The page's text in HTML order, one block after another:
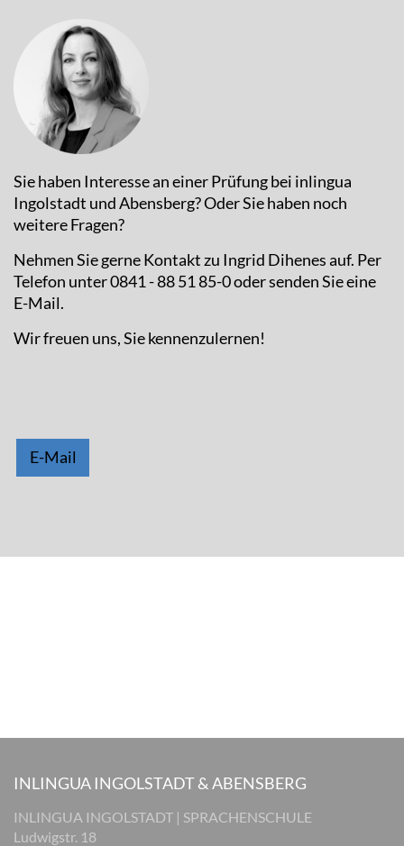
Sie haben Interesse an einer Prüfung bei inlingua
Ingolstadt und Abensberg? Oder Sie haben noch
weitere Fragen?
Nehmen Sie gerne Kontakt zu Ingrid Dihenes auf. Per
Telefon unter 0841 - 88 51 85-0 oder senden Sie eine
E-Mail.
Wir freuen uns, Sie kennenzulernen!
E-Mail
INLINGUA INGOLSTADT & ABENSBERG
INLINGUA INGOLSTADT | SPRACHENSCHULE
Ludwigstr. 18